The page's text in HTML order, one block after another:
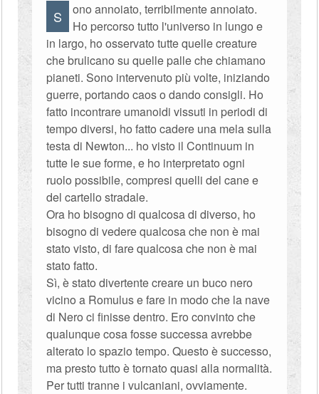
S
ono annoiato, terribilmente annoiato.
Ho percorso tutto l'universo in lungo e
in largo, ho osservato tutte quelle creature
che brulicano su quelle palle che chiamano
pianeti. Sono intervenuto più volte, iniziando
guerre, portando caos o dando consigli. Ho
fatto incontrare umanoidi vissuti in periodi di
tempo diversi, ho fatto cadere una mela sulla
testa di Newton... ho visto il Continuum in
tutte le sue forme, e ho interpretato ogni
ruolo possibile, compresi quelli del cane e
del cartello stradale.
Ora ho bisogno di qualcosa di diverso, ho
bisogno di vedere qualcosa che non è mai
stato visto, di fare qualcosa che non è mai
stato fatto.
Sì, è stato divertente creare un buco nero
vicino a Romulus e fare in modo che la nave
di Nero ci finisse dentro. Ero convinto che
qualunque cosa fosse successa avrebbe
alterato lo spazio tempo. Questo è successo,
ma presto tutto è tornato quasi alla normalità.
Per tutti tranne i vulcaniani, ovviamente.